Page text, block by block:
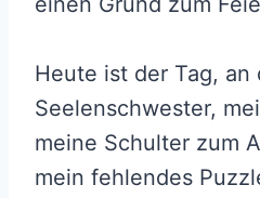
Heute ist der Tag, an
Seelenschwester,
meine Schulter zum
mein fehlendes